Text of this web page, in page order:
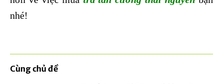
nhé!
Cùng chủ đề